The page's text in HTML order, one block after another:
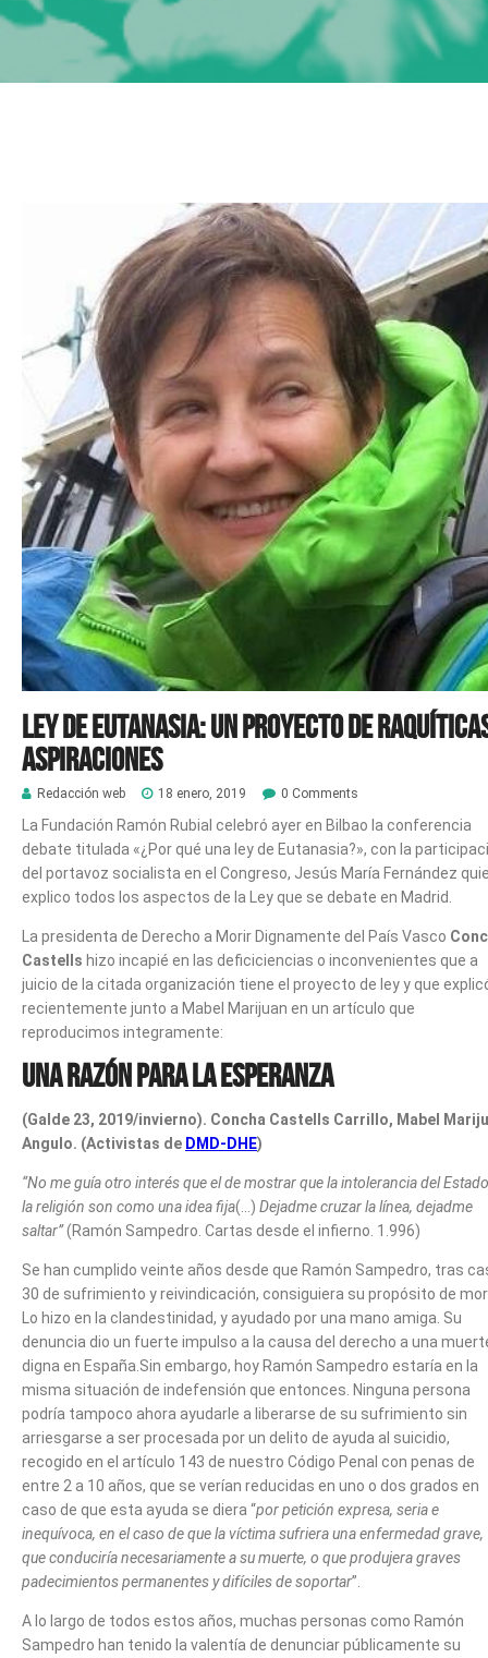
Ley de eutanasia: un proyecto de
aspiraciones
Redacción web 18 enero, 2019 0 Comments
La Fundación Ramón Rubial celebró ayer en Bilbao la conferencia
debate titulada «¿Por qué una ley de Eutanasia?», con la
del portavoz socialista en el Congreso, Jesús María Fernández
explico todos los aspectos de la Ley que se debate en Madrid.
La presidenta de Derecho a Morir Dignamente del País Vasco
Castells hizo incapié en las deficiciencias o inconvenientes que a
juicio de la citada organización tiene el proyecto de ley y que
recientemente junto a Mabel Marijuan en un artículo que
reproducimos integramente:
Una razón para la esperanza
(Galde 23, 2019/invierno). Concha Castells Carrillo, Mabel
Angulo. (Activistas de DMD-DHE)
“No me guía otro interés que el de mostrar que la intolerancia del
la religión son como una idea fija(…) Dejadme cruzar la línea, dejadme
saltar”(Ramón Sampedro. Cartas desde el infierno. 1.996)
Se han cumplido veinte años desde que Ramón Sampedro, tras
30 de sufrimiento y reivindicación, consiguiera su propósito de
Lo hizo en la clandestinidad, y ayudado por una mano amiga. Su
denuncia dio un fuerte impulso a la causa del derecho a una
digna en España.Sin embargo, hoy Ramón Sampedro estaría en la
misma situación de indefensión que entonces. Ninguna persona
podría tampoco ahora ayudarle a liberarse de su sufrimiento sin
arriesgarse a ser procesada por un delito de ayuda al suicidio,
recogido en el artículo 143 de nuestro Código Penal con penas de
entre 2 a 10 años, que se verían reducidas en uno o dos grados en
caso de que esta ayuda se diera “por petición expresa, seria e
inequívoca, en el caso de que la víctima sufriera una enfermedad grave,
que conduciría necesariamente a su muerte, o que produjera graves
padecimientos permanentes y difíciles de soportar”.
A lo largo de todos estos años, muchas personas como Ramón
Sampedro han tenido la valentía de denunciar públicamente su